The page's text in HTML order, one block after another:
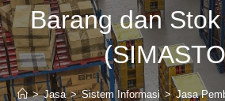
Barang dan
> Jasa > Sistem Informasi > Jasa